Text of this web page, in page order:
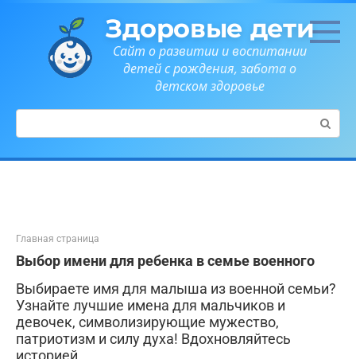
Здоровые дети
Сайт о развитии и воспитании
детей с рождения, забота о
детском здоровье
Поиск:
Главная страница
Выбор имени для ребенка в семье военного
Выбираете имя для малыша из военной семьи?
Узнайте лучшие имена для мальчиков и
девочек, символизирующие мужество,
патриотизм и силу духа! Вдохновляйтесь
историей.